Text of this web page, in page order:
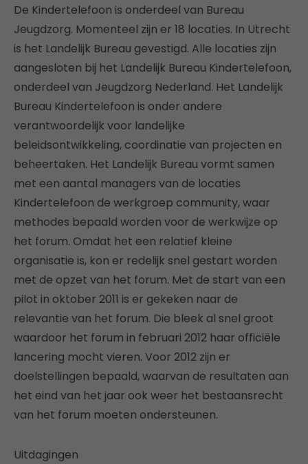
De Kindertelefoon is onderdeel van Bureau
Jeugdzorg. Momenteel zijn er 18 locaties. In Utrecht
is het Landelijk Bureau gevestigd. Alle locaties zijn
aangesloten bij het Landelijk Bureau Kindertelefoon,
onderdeel van Jeugdzorg Nederland. Het Landelijk
Bureau Kindertelefoon is onder andere
verantwoordelijk voor landelijke
beleidsontwikkeling, coordinatie van projecten en
beheertaken. Het Landelijk Bureau vormt samen
met een aantal managers van de locaties
Kindertelefoon de werkgroep community, waar
methodes bepaald worden voor de werkwijze op
het forum. Omdat het een relatief kleine
organisatie is, kon er redelijk snel gestart worden
met de opzet van het forum. Met de start van een
pilot in oktober 2011 is er gekeken naar de
relevantie van het forum. Die bleek al snel groot
waardoor het forum in februari 2012 haar officiële
lancering mocht vieren. Voor 2012 zijn er
doelstellingen bepaald, waarvan de resultaten aan
het eind van het jaar ook weer het bestaansrecht
van het forum moeten ondersteunen.
Uitdagingen